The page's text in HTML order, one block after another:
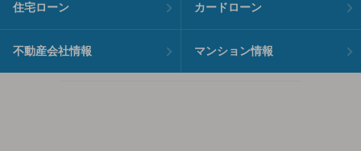
住宅ローン カードローン
不動産会社情報 マンション情報